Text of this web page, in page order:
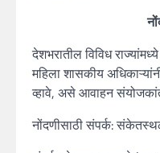
देशभरातील विविध
महिला शासकीय
व्हावे, असे आवाहन
नोंदणीसाठी संपर्क: